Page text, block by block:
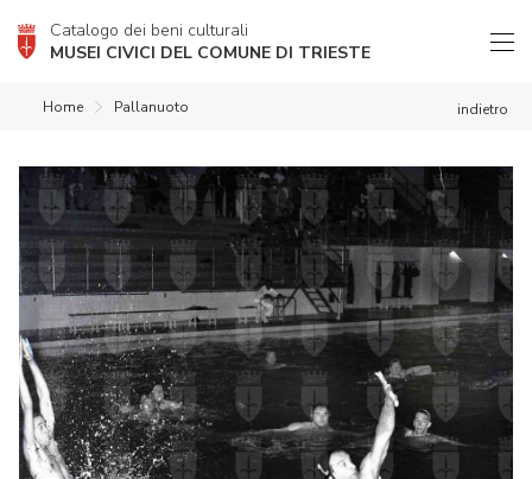
Catalogo dei beni culturali
MUSEI CIVICI DEL COMUNE DI TRIESTE
indietro
Home Pallanuoto